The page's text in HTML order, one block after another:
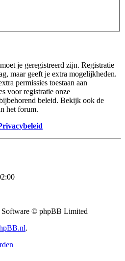
je geregistreerd zijn. Registratie
maar geeft je extra mogelijkheden.
permissies toestaan aan
voor registratie onze
beleid. Bekijk ook de
het forum.
© phpBB Limited
.